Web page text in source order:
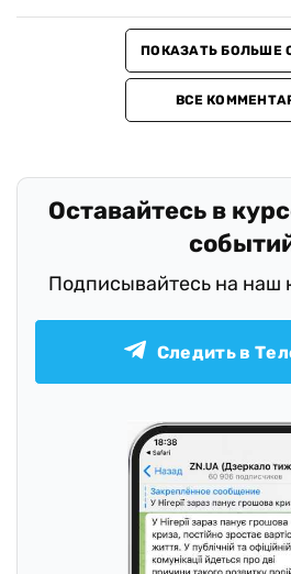
ПОКАЗАТЬ БОЛЬШЕ
ВСЕ
Оставайтесь в
Подписывайтесь на наш
Следить в